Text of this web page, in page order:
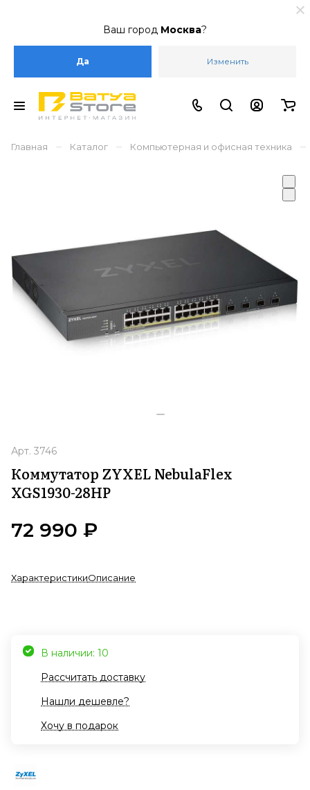
Ваш город Москва?
Да Изменить
Главная – Каталог – Компьютерная и офисная техника –
Арт. 3746
Коммутатор ZYXEL NebulaFlex
XGS1930-28HP
72 990 ₽
ХарактеристикиОписание
В наличии: 10
Рассчитать доставку
Нашли дешевле?
Хочу в подарок